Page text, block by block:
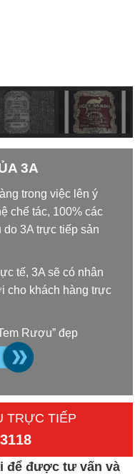
3A
trong việc lên ý
chế tác, 100% các
3A trực tiếp sản
tế, 3A sẽ có nhân
cho khách hàng trực
Rượu” đẹp
TRỰC TIẾP
để được tư vấn và